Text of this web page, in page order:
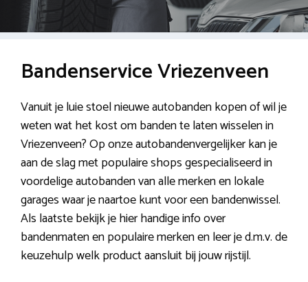
Bandenservice Vriezenveen
Vanuit je luie stoel nieuwe autobanden kopen of wil je
weten wat het kost om banden te laten wisselen in
Vriezenveen? Op onze autobandenvergelijker kan je
aan de slag met populaire shops gespecialiseerd in
voordelige autobanden van alle merken en lokale
garages waar je naartoe kunt voor een bandenwissel.
Als laatste bekijk je hier handige info over
bandenmaten en populaire merken en leer je d.m.v. de
keuzehulp welk product aansluit bij jouw rijstijl.